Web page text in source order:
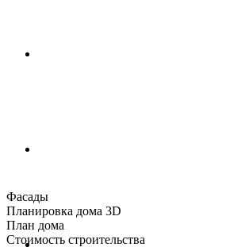
Фасады
Планировка дома 3D
План дома
Стоимость строительства